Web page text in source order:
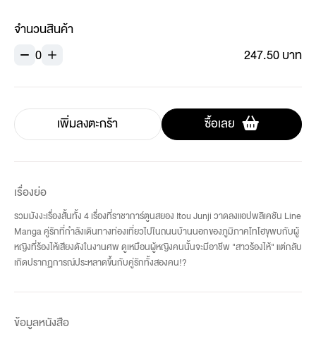
จำนวนสินค้า
0
247.50 บาท
เพิ่มลงตะกร้า ซื้อเลย
เรื่องย่อ
รวมมังงะเรื่องสั้นทั้ง 4 เรื่องที่ราชาการ์ตูนสยอง Itou Junji วาดลงแอปพลิเคชัน Line
Manga คู่รักที่กำลังเดินทางท่องเที่ยวไปในถนนบ้านนอกของภูมิภาคโทโฮขุพบกับผู้
หญิงที่ร้องไห้เสียงดังในงานศพ ดูเหมือนผู้หญิงคนนั้นจะมีอาชีพ "สาวร้องไห้" แต่กลับ
เกิดปรากฏการณ์ประหลาดขึ้นกับคู่รักทั้งสองคน!?
ข้อมูลหนังสือ